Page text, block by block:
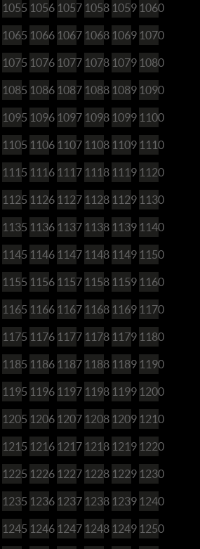
1055 1056 1057 1058 1059 1060
1065 1066 1067 1068 1069 1070
1075 1076 1077 1078 1079 1080
1085 1086 1087 1088 1089 1090
1095 1096 1097 1098 1099 1100
1105 1106 1107 1108 1109 1110
1115 1116 1117 1118 1119 1120
1125 1126 1127 1128 1129 1130
1135 1136 1137 1138 1139 1140
1145 1146 1147 1148 1149 1150
1155 1156 1157 1158 1159 1160
1165 1166 1167 1168 1169 1170
1175 1176 1177 1178 1179 1180
1185 1186 1187 1188 1189 1190
1195 1196 1197 1198 1199 1200
1205 1206 1207 1208 1209 1210
1215 1216 1217 1218 1219 1220
1225 1226 1227 1228 1229 1230
1235 1236 1237 1238 1239 1240
1245 1246 1247 1248 1249 1250